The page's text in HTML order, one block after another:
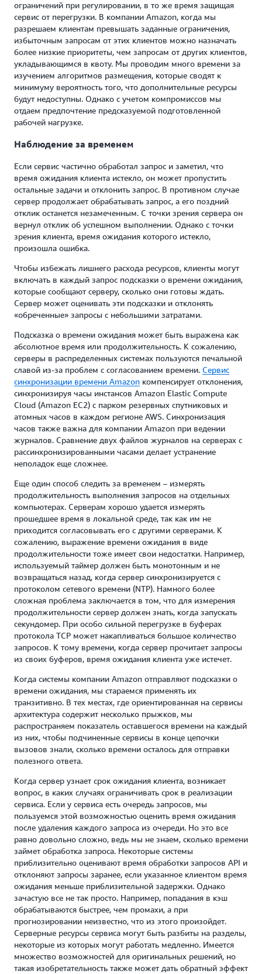
ограничений при регулировании, в то же время защищая
сервис от перегрузки. В компании Amazon, когда мы
разрешаем клиентам превышать заданные ограничения,
избыточным запросам от этих клиентов можно назначать
более низкие приоритеты, чем запросам от других клиентов,
укладывающимся в квоту. Мы проводим много времени за
изучением алгоритмов размещения, которые сводят к
минимуму вероятность того, что дополнительные ресурсы
будут недоступны. Однако с учетом компромиссов мы
отдаем предпочтение предсказуемой подготовленной
рабочей нагрузке.
Наблюдение за временем
Если сервис частично обработал запрос и заметил, что
время ожидания клиента истекло, он может пропустить
остальные задачи и отклонить запрос. В противном случае
сервер продолжает обрабатывать запрос, а его поздний
отклик останется незамеченным. С точки зрения сервера он
вернул отклик об успешном выполнении. Однако с точки
зрения клиента, время ожидания которого истекло,
произошла ошибка.
Чтобы избежать лишнего расхода ресурсов, клиенты могут
включать в каждый запрос подсказки о времени ожидания,
которые сообщают серверу, сколько они готовы ждать.
Сервер может оценивать эти подсказки и отклонять
«обреченные» запросы с небольшими затратами.
Подсказка о времени ожидания может быть выражена как
абсолютное время или продолжительность. К сожалению,
серверы в распределенных системах пользуются печальной
славой из-за проблем с согласованием времени. Сервис
синхронизации времени Amazon компенсирует отклонения,
синхронизируя часы инстансов Amazon Elastic Compute
Cloud (Amazon EC2) с парком резервных спутниковых и
атомных часов в каждом регионе AWS. Синхронизация
часов также важна для компании Amazon при ведении
журналов. Сравнение двух файлов журналов на серверах с
рассинхронизированными часами делает устранение
неполадок еще сложнее.
Еще один способ следить за временем – измерять
продолжительность выполнения запросов на отдельных
компьютерах. Серверам хорошо удается измерять
прошедшее время в локальной среде, так как им не
приходится согласовывать его с другими серверами. К
сожалению, выражение времени ожидания в виде
продолжительности тоже имеет свои недостатки. Например,
используемый таймер должен быть монотонным и не
возвращаться назад, когда сервер синхронизируется с
протоколом сетевого времени (NTP). Намного более
сложная проблема заключается в том, что для измерения
продолжительности сервер должен знать, когда запускать
секундомер. При особо сильной перегрузке в буферах
протокола TCP может накапливаться большое количество
запросов. К тому времени, когда сервер прочитает запросы
из своих буферов, время ожидания клиента уже истечет.
Когда системы компании Amazon отправляют подсказки о
времени ожидания, мы стараемся применять их
транзитивно. В тех местах, где ориентированная на сервисы
архитектура содержит несколько прыжков, мы
распространяем показатель оставшегося времени на каждый
из них, чтобы подчиненные сервисы в конце цепочки
вызовов знали, сколько времени осталось для отправки
полезного ответа.
Когда сервер узнает срок ожидания клиента, возникает
вопрос, в каких случаях ограничивать срок в реализации
сервиса. Если у сервиса есть очередь запросов, мы
пользуемся этой возможностью оценить время ожидания
после удаления каждого запроса из очереди. Но это все
равно довольно сложно, ведь мы не знаем, сколько времени
займет обработка запроса. Некоторые системы
приблизительно оценивают время обработки запросов API и
отклоняют запросы заранее, если указанное клиентом время
ожидания меньше приблизительной задержки. Однако
зачастую все не так просто. Например, попадания в кэш
обрабатываются быстрее, чем промахи, а при
прогнозировании неизвестно, что из этого произойдет.
Серверные ресурсы сервиса могут быть разбиты на разделы,
некоторые из которых могут работать медленно. Имеется
множество возможностей для оригинальных решений, но
такая изобретательность также может дать обратный эффект